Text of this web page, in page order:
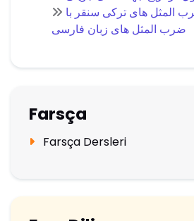
المثل های ترکی سنقر با
ضرب المثل های زبان فارسی
Farsça
Farsça Dersleri